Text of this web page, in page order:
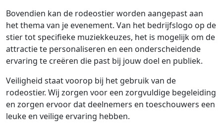
Bovendien kan de rodeostier worden aangepast aan
het thema van je evenement. Van het bedrijfslogo op de
stier tot specifieke muziekkeuzes, het is mogelijk om de
attractie te personaliseren en een onderscheidende
ervaring te creëren die past bij jouw doel en publiek.
Veiligheid staat voorop bij het gebruik van de
rodeostier. Wij zorgen voor een zorgvuldige begeleiding
en zorgen ervoor dat deelnemers en toeschouwers een
leuke en veilige ervaring hebben.